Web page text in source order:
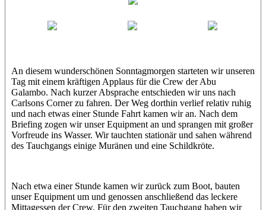
An diesem wunderschönen Sonntagmorgen starteten wir unseren
Tag mit einem kräftigen Applaus für die Crew der Abu
Galambo. Nach kurzer Absprache entschieden wir uns nach
Carlsons Corner zu fahren. Der Weg dorthin verlief relativ ruhig
und nach etwas einer Stunde Fahrt kamen wir an. Nach dem
Briefing zogen wir unser Equipment an und sprangen mit großer
Vorfreude ins Wasser. Wir tauchten stationär und sahen während
des Tauchgangs einige Muränen und eine Schildkröte.
Nach etwa einer Stunde kamen wir zurück zum Boot, bauten
unser Equipment um und genossen anschließend das leckere
Mittagessen der Crew. Für den zweiten Tauchgang haben wir